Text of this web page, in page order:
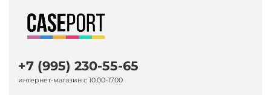
+7 (995) 230-55-65
интернет-магазин с 10.00-17.00